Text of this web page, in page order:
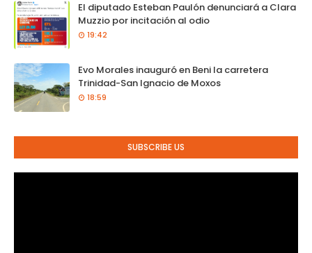
El diputado Esteban Paulón denunciará a Clara
Muzzio por incitación al odio
19:42
Evo Morales inauguró en Beni la carretera
Trinidad-San Ignacio de Moxos
18:59
SUBSCRIBE US